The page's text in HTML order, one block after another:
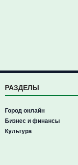
РАЗДЕЛЫ
Город онлайн
Бизнес и финансы
Культура